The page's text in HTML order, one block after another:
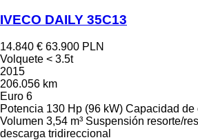
IVECO DAILY 35C13
14.840 € 63.900 PLN
Volquete < 3.5t
2015
206.056 km
Euro 6
Potencia 130 Hp (96 kW) Capacidad de
Volumen 3,54 m³ Suspensión resorte/
descarga tridireccional